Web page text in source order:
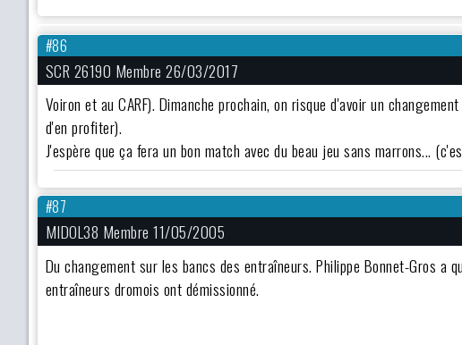
#86
SCR 26190 Membre 26/03/2017
Voiron et au CARF). Dimanche prochain, on risque d'avoir un
d'en profiter).
J'espère que ça fera un bon match avec du beau jeu sans marrons...
#87
MIDOL38 Membre 11/05/2005
Du changement sur les bancs des entraîneurs. Philippe Bonnet-Gros a
entraîneurs dromois ont démissionné.